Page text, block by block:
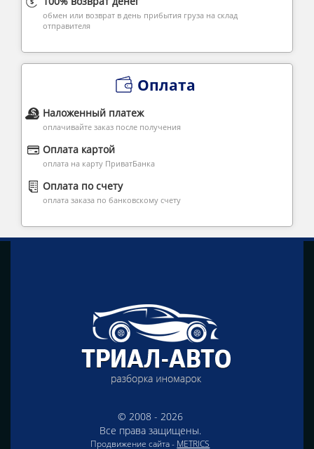
обмен или возврат в день прибытия груза на склад
отправителя
Оплата
Наложенный платеж
оплачивайте заказ после получения
Оплата картой
оплата на карту ПриватБанка
Оплата по счету
оплата заказа по банковскому счету
© 2008 - 2026
Все права защищены.
Продвижение сайта - METRICS